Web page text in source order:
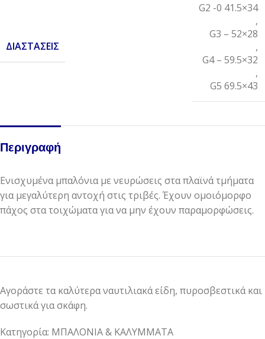
ΔΙΑΣΤΆΣΕΙΣ
G2 -0 41.5×34
,
G3 – 52×28
,
G4 – 59.5×32
,
G5 69.5×43
Περιγραφή
Ενισχυμένα μπαλόνια με νευρώσεις στα πλαϊνά τμήματα
για μεγαλύτερη αντοχή στις τριβές. Έχουν ομοιόμορφο
πάχος στα τοιχώματα για να μην έχουν παραμορφώσεις.
Αγοράστε τα καλύτερα ναυτιλιακά είδη, πυροσβεστικά και
σωστικά για σκάφη.
Κατηγορία: ΜΠΑΛΟΝΙΑ & ΚΑΛΥΜΜΑΤΑ